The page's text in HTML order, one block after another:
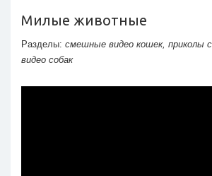
Милые животные
Разделы: смешные видео кошек, приколы
видео собак